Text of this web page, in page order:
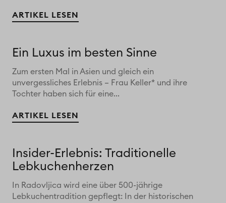
ARTIKEL LESEN
Ein Luxus im besten Sinne
Zum ersten Mal in Asien und gleich ein
unvergessliches Erlebnis – Frau Keller* und ihre
Tochter haben sich für eine...
ARTIKEL LESEN
Insider-Erlebnis: Traditionelle
Lebkuchenherzen
In Radovljica wird eine über 500-jährige
Lebkuchentradition gepflegt: In der historischen